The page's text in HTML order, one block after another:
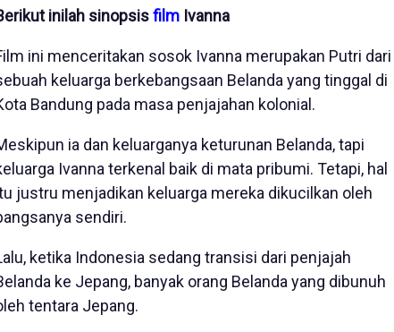
inilah sinopsisfilm Ivanna
ini menceritakan sosok Ivanna merupakan Putri dari
keluarga berkebangsaan Belanda yang tinggal di
Bandung pada masa penjajahan kolonial.
ia dan keluarganya keturunan Belanda, tapi
Ivanna terkenal baik di mata pribumi. Tetapi, hal
justru menjadikan keluarga mereka dikucilkan oleh
sendiri.
ketika Indonesia sedang transisi dari penjajah
ke Jepang, banyak orang Belanda yang dibunuh
tentara Jepang.